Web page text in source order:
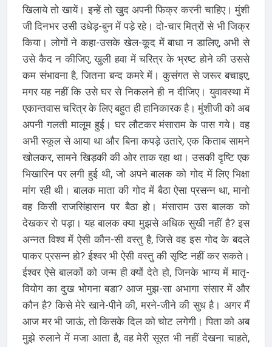
खिलाये तो खायें। इन्हें तो खुद अपनी फिक्र करनी चाहिए। मुंशी
जी दिनभर उसी उधेड़-बुन में पड़े रहे। दो-चार मित्रों से भी जिक्र
किया। लोगों ने कहा-उसके खेल-कूद में बाधा न डालिए, अभी से
उसे कैद न कीजिए, खुली हवा में चरित्र के भ्रष्ट होने की उससे
कम संभावना है, जितना बन्द कमरे में। कुसंगत से जरूर बचाइए,
मगर यह नहीं कि उसे घर से निकलने ही न दीजिए। युवावस्था में
एकान्तवास चरित्र के लिए बहुत ही हानिकारक है। मुंशीजी को अब
अपनी गलती मालूम हुई। घर लौटकर मंसाराम के पास गये। वह
अभी स्कूल से आया था और बिना कपड़े उतारे, एक किताब सामने
खोलकर, सामने खिड़की की ओर ताक रहा था। उसकी दृष्टि एक
भिखारिन पर लगी हुई थी, जो अपने बालक को गोद में लिए भिक्षा
मांग रही थी। बालक माता की गोद में बैठा ऐसा प्रसन्न था, मानो
वह किसी राजसिंहासन पर बैठा हो। मंसाराम उस बालक को
देखकर रो पड़ा। यह बालक क्या मुझसे अधिक सुखी नहीं है? इस
अन्नत विश्व में ऐसी कौन-सी वस्तु है, जिसे वह इस गोद के बदले
पाकर प्रसन्न हो? ईश्वर भी ऐसी वस्तु की सृष्टि नहीं कर सकते।
ईश्वर ऐसे बालकों को जन्म ही क्यों देते हो, जिनके भाग्य में मातृ-
वियोग का दुख भोगना बडा? आज मुझ-सा अभागा संसार में और
कौन है? किसे मेरे खाने-पीने की, मरने-जीने की सुध है। अगर मैं
आज मर भी जाऊं, तो किसके दिल को चोट लगेगी। पिता को अब
मुझे रुलाने में मजा आता है, वह मेरी सूरत भी नहीं देखना चाहते,